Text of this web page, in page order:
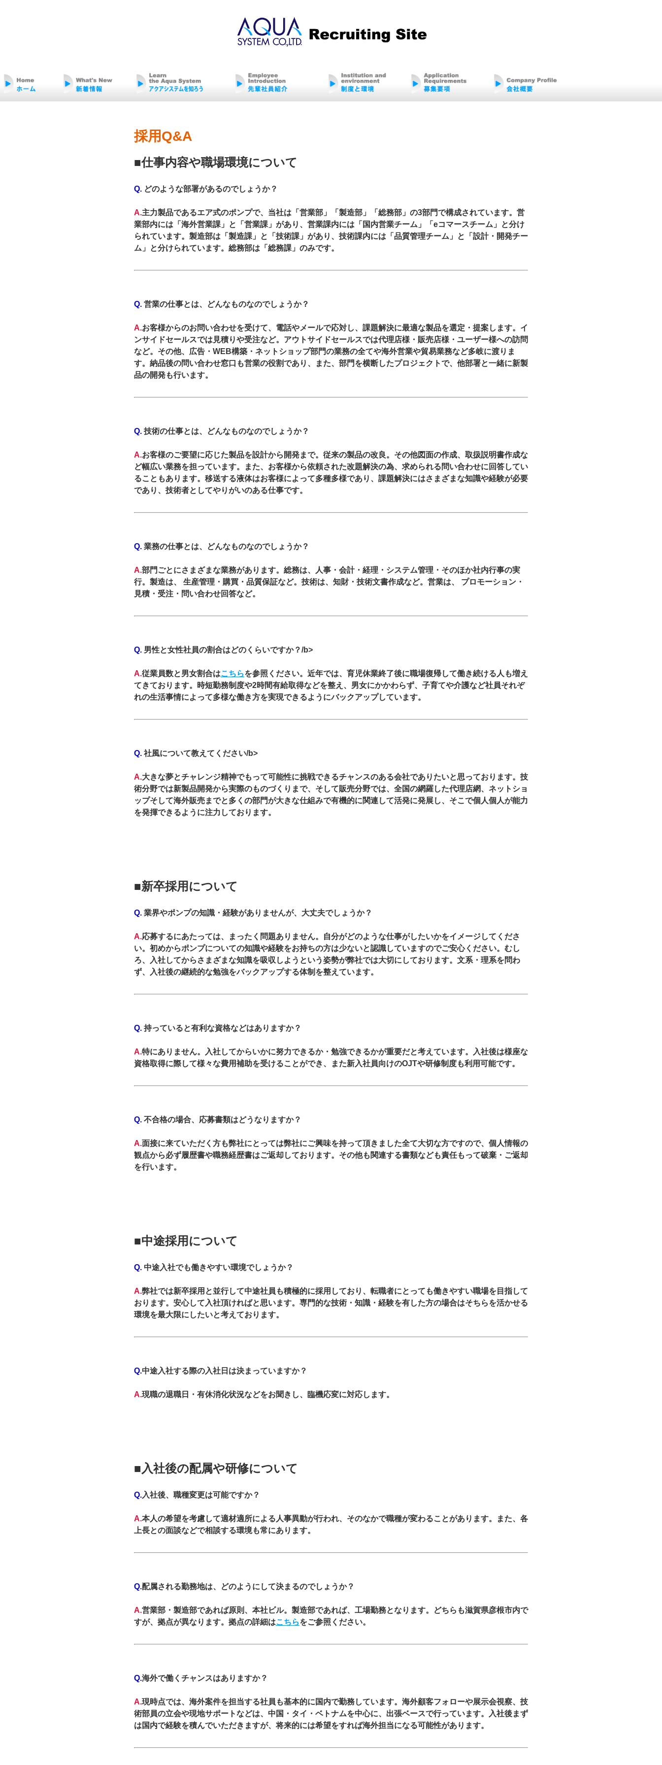
採用Q&A
■仕事内容や職場環境について
Q. どのような部署があるのでしょうか？
A.主力製品であるエア式のポンプで、当社は「営業部」「製造部」「総務部」の3部門で構成されています。営
業部内には「海外営業課」と「営業課」があり、営業課内には「国内営業チーム」「eコマースチーム」と分け
られています。製造部は「製造課」と「技術課」があり、技術課内には「品質管理チーム」と「設計・開発チー
ム」と分けられています。総務部は「総務課」のみです。
Q. 営業の仕事とは、どんなものなのでしょうか？
A.お客様からのお問い合わせを受けて、電話やメールで応対し、課題解決に最適な製品を選定・提案します。イ
ンサイドセールスでは見積りや受注など。アウトサイドセールスでは代理店様・販売店様・ユーザー様への訪問
など。その他、広告・WEB構築・ネットショップ部門の業務の全てや海外営業や貿易業務など多岐に渡りま
す。納品後の問い合わせ窓口も営業の役割であり、また、部門を横断したプロジェクトで、他部署と一緒に新製
品の開発も行います。
Q. 技術の仕事とは、どんなものなのでしょうか？
A.お客様のご要望に応じた製品を設計から開発まで。従来の製品の改良。その他図面の作成、取扱説明書作成な
ど幅広い業務を担っています。また、お客様から依頼された改題解決の為、求められる問い合わせに回答してい
ることもあります。移送する液体はお客様によって多種多様であり、課題解決にはさまざまな知識や経験が必要
であり、技術者としてやりがいのある仕事です。
Q. 業務の仕事とは、どんなものなのでしょうか？
A.部門ごとにさまざまな業務があります。総務は、人事・会計・経理・システム管理・そのほか社内行事の実
行。製造は、 生産管理・購買・品質保証など。技術は、知財・技術文書作成など。営業は、 プロモーション・
見積・受注・問い合わせ回答など。
Q. 男性と女性社員の割合はどのくらいですか？/b>
A.従業員数と男女割合はこちらを参照ください。近年では、育児休業終了後に職場復帰して働き続ける人も増え
てきております。時短勤務制度や2時間有給取得などを整え、男女にかかわらず、子育てや介護など社員それぞ
れの生活事情によって多様な働き方を実現できるようにバックアップしています。
Q. 社風について教えてください/b>
A.大きな夢とチャレンジ精神でもって可能性に挑戦できるチャンスのある会社でありたいと思っております。技
術分野では新製品開発から実際のものづくりまで、そして販売分野では、全国の網羅した代理店網、ネットショ
ップそして海外販売までと多くの部門が大きな仕組みで有機的に関連して活発に発展し、そこで個人個人が能力
を発揮できるように注力しております。
■新卒採用について
Q. 業界やポンプの知識・経験がありませんが、大丈夫でしょうか？
A.応募するにあたっては、まったく問題ありません。自分がどのような仕事がしたいかをイメージしてくださ
い。初めからポンプについての知識や経験をお持ちの方は少ないと認識していますのでご安心ください。むし
ろ、入社してからさまざまな知識を吸収しようという姿勢が弊社では大切にしております。文系・理系を問わ
ず、入社後の継続的な勉強をバックアップする体制を整えています。
Q. 持っていると有利な資格などはありますか？
A.特にありません。入社してからいかに努力できるか・勉強できるかが重要だと考えています。入社後は様座な
資格取得に際して様々な費用補助を受けることができ、また新入社員向けのOJTや研修制度も利用可能です。
Q. 不合格の場合、応募書類はどうなりますか？
A.面接に来ていただく方も弊社にとっては弊社にご興味を持って頂きました全て大切な方ですので、個人情報の
観点から必ず履歴書や職務経歴書はご返却しております。その他も関連する書類なども責任もって破棄・ご返却
を行います。
■中途採用について
Q. 中途入社でも働きやすい環境でしょうか？
A.弊社では新卒採用と並行して中途社員も積極的に採用しており、転職者にとっても働きやすい職場を目指して
おります。安心して入社頂ければと思います。専門的な技術・知識・経験を有した方の場合はそちらを活かせる
環境を最大限にしたいと考えております。
Q.中途入社する際の入社日は決まっていますか？
A.現職の退職日・有休消化状況などをお聞きし、臨機応変に対応します。
■入社後の配属や研修について
Q.入社後、職種変更は可能ですか？
A.本人の希望を考慮して適材適所による人事異動が行われ、そのなかで職種が変わることがあります。また、各
上長との面談などで相談する環境も常にあります。
Q.配属される勤務地は、どのようにして決まるのでしょうか？
A.営業部・製造部であれば原則、本社ビル。製造部であれば、工場勤務となります。どちらも滋賀県彦根市内で
すが、拠点が異なります。拠点の詳細はこちらをご参照ください。
Q.海外で働くチャンスはありますか？
A.現時点では、海外案件を担当する社員も基本的に国内で勤務しています。海外顧客フォローや展示会視察、技
術部員の立会や現地サポートなどは、中国・タイ・ベトナムを中心に、出張ベースで行っています。入社後まず
は国内で経験を積んでいただきますが、将来的には希望をすれば海外担当になる可能性があります。